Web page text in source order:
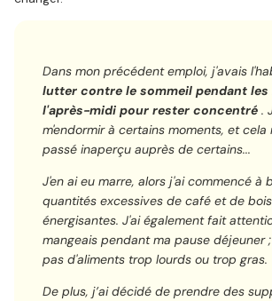
Dans mon précédent emploi, j'avais
lutter contre le sommeil pendant les
l'après-midi pour rester concentré .
m'endormir à certains moments, et cela
passé inaperçu auprès de certains...
J'en ai eu marre, alors j'ai commencé à
quantités excessives de café et de
énergisantes. J'ai également fait
mangeais pendant ma pause déjeuner
pas d'aliments trop lourds ou trop gras.
De plus, j’ai décidé de prendre des